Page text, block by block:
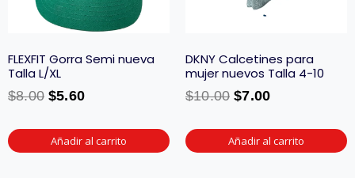
FLEXFIT Gorra Semi nueva
Talla L/XL
$8.00 $5.60
Añadir al carrito
DKNY Calcetines para
mujer nuevos Talla 4-10
$10.00 $7.00
Añadir al carrito